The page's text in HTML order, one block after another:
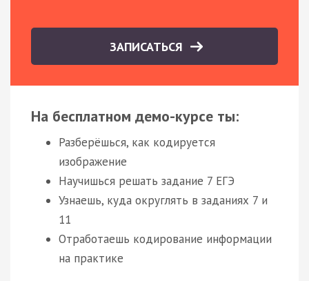
ЗАПИСАТЬСЯ
На бесплатном демо-курсе ты:
Разберёшься, как кодируется
изображение
Научишься решать задание 7 ЕГЭ
Узнаешь, куда округлять в заданиях 7 и
11
Отработаешь кодирование информации
на практике